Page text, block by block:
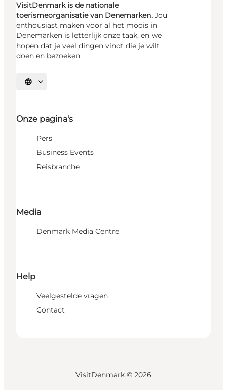
VisitDenmark is de nationale
toerismeorganisatie van Denemarken. Jou
enthousiast maken voor al het moois in
Denemarken is letterlijk onze taak, en we
hopen dat je veel dingen vindt die je wilt
doen en bezoeken.
Selecteer taal
Onze pagina's
Pers
Business Events
Reisbranche
Media
Denmark Media Centre
Help
Veelgestelde vragen
Contact
VisitDenmark © 2026